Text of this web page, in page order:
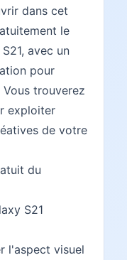
dans cet
le
avec un
pour
trouverez
exploiter
de votre
du
S21
l'aspect visuel